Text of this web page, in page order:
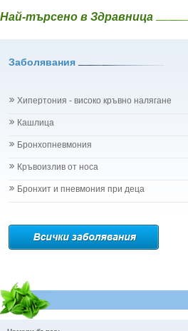
Най-търсено в Здравница
Заболявания
Хипертония - високо кръвно налягане
Кашлица
Бронхопневмония
Кръвоизлив от носа
Бронхит и пневмония при деца